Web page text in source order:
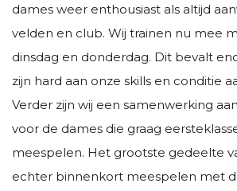
dames weer enthousiast als altijd
velden en club. Wij trainen nu mee
dinsdag en donderdag. Dit bevalt
zijn hard aan onze skills en conditie
Verder zijn wij een samenwerking
voor de dames die graag eersteklasse
meespelen. Het grootste gedeelte
echter binnenkort meespelen met